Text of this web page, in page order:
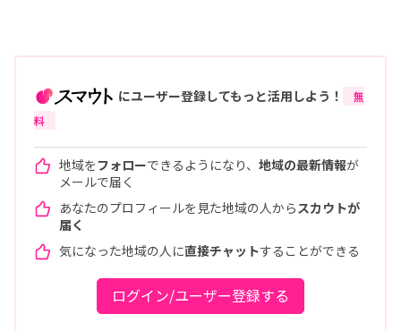
にユーザー登録してもっと活用しよう！
無
料
地域をフォローできるようになり、 地域の最新情報が
メールで届く
あなたのプロフィールを見た地域の人から スカウトが
届く
気になった地域の人に直接チャットすることができる
ログイン/ユーザー登録する